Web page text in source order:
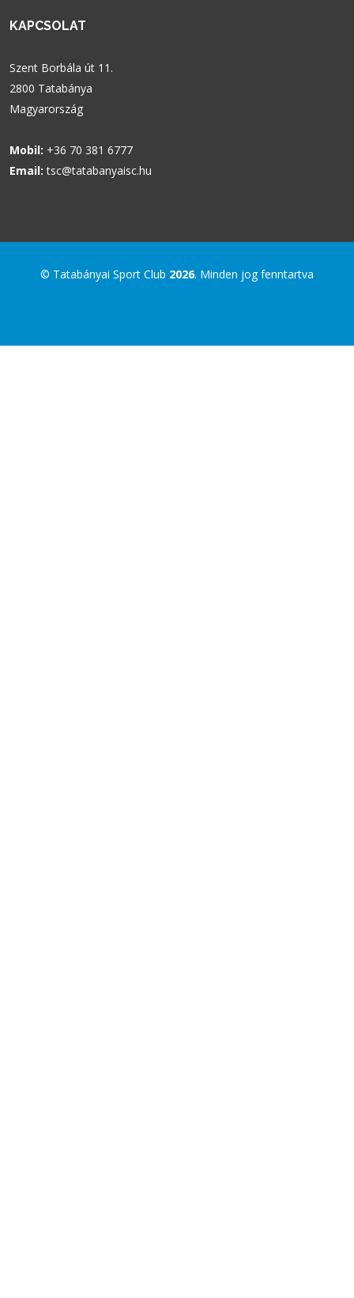
KAPCSOLAT
Szent Borbála út 11.
2800 Tatabánya
Magyarország
Mobil: +36 70 381 6777
Email: tsc@tatabanyaisc.hu
© Tatabányai Sport Club 2026. Minden jog fenntartva